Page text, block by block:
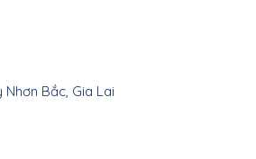
Bắc, Gia Lai